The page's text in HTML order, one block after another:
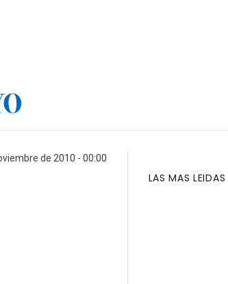
de 2010 - 00:00
LAS MAS LEIDAS